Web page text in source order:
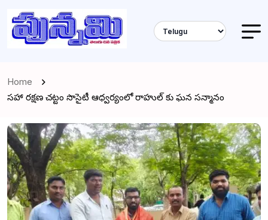
Home
సహా రక్షణ చట్టం సొసైటీ ఆధ్వర్యంలో రాహుల్‌ కు ఘన సన్మానం